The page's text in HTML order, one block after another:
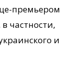
премьером
частности,
и